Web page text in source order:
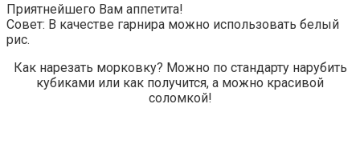
Приятнейшего Вам аппетита!
Совет: В качестве гарнира можно использовать белый
рис.
Как нарезать морковку? Можно по стандарту нарубить
кубиками или как получится, а можно красивой
соломкой!